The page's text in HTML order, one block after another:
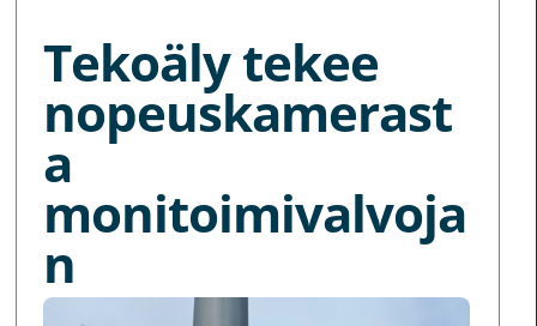
Tekoäly tekee
nopeuskamerast
a
monitoimivalvoja
n